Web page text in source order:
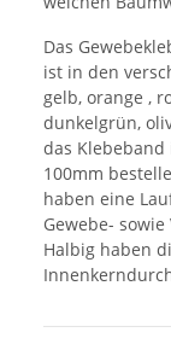
Das
ist in den
gelb, orange ,
dunkelgrün,
das
100mm
haben eine
Gewebe-
Halbig haben